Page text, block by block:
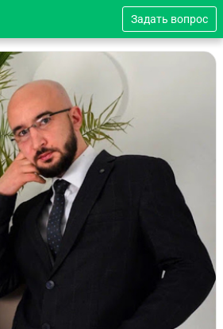
Задать вопрос